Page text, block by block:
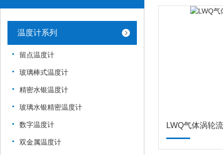
温度计系列
留点温度计
玻璃棒式温度计
精密水银温度计
玻璃水银精密温度计
数字温度计
双金属温度计
LWQ气体涡轮